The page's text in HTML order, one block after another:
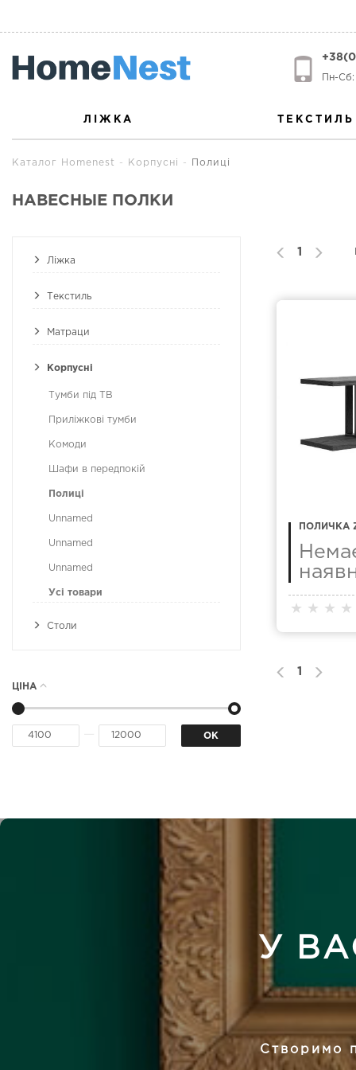
Пн-Сб:
ЛІЖКА ТЕКСТИЛЬ
Каталог Homenest Корпусні Полиці
НАВЕСНЫЕ ПОЛКИ
Ліжка
Текстиль
Матраци
Корпусні
Тумби під ТВ
Приліжкові тумби
Комоди
Шафи в передпокій
Полиці
Unnamed
Unnamed
Unnamed
Усі товари
Столи
ЦІНА
1
★ ★ ★ ★
ПОЛИЧКА
1
У
Створимо